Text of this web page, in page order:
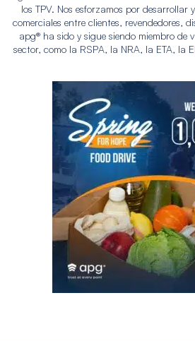
los TPV. Nos esforzamos por desarrollar
comerciales entre clientes, revendedores,
apg® ha sido y sigue siendo miembro de
sector, como la RSPA, la NRA, la ETA, la